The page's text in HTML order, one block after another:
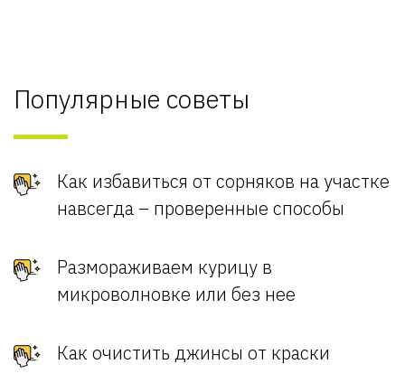
Популярные советы
Как избавиться от сорняков на участке
навсегда – проверенные способы
Размораживаем курицу в
микроволновке или без нее
Как очистить джинсы от краски